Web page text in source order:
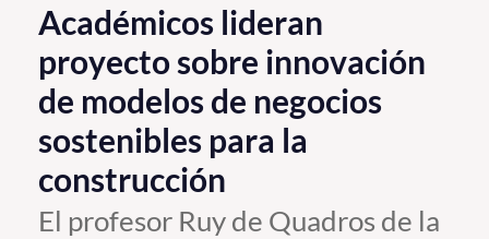
La Universidad
Investigación, Creación e Innovación
PUCV Internacional
Vinculación con el Medio
Admisión
Académicos lideran
proyecto sobre innovación
de modelos de negocios
sostenibles para la
construcción
El profesor Ruy de Quadros de la